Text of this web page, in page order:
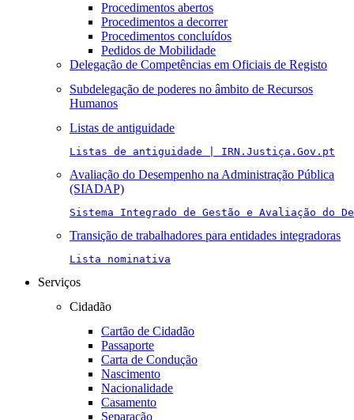
Procedimentos abertos
Procedimentos a decorrer
Procedimentos concluídos
Pedidos de Mobilidade
Delegação de Competências em Oficiais de Registo
Subdelegação de poderes no âmbito de Recursos
Humanos
Listas de antiguidade
Listas de antiguidade | IRN.Justiça.Gov.pt
Avaliação do Desempenho na Administração Pública
(SIADAP)
Sistema Integrado de Gestão e Avaliação do
Transição de trabalhadores para entidades integradoras
Lista nominativa
Serviços
Cidadão
Cartão de Cidadão
Passaporte
Carta de Condução
Nascimento
Nacionalidade
Casamento
Separação